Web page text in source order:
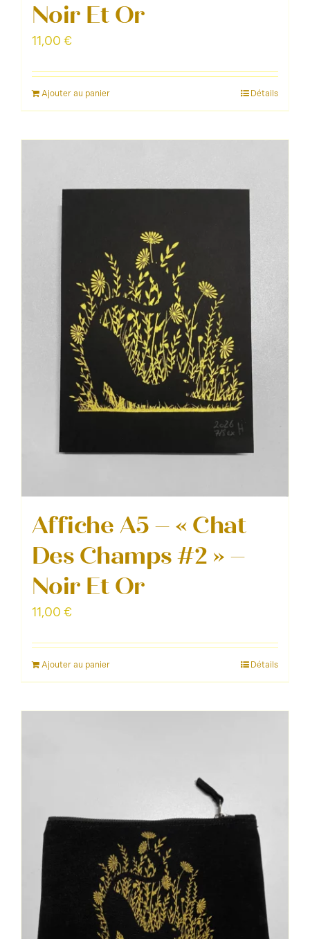
Noir Et Or
11,00 €
Ajouter au panier Détails
Affiche A5 – « Chat
Des Champs #2 » –
Noir Et Or
11,00 €
Ajouter au panier Détails